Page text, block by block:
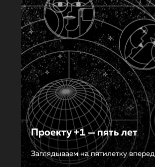
Проекту +1 — пять лет
Заглядываем на пятилетку вперед